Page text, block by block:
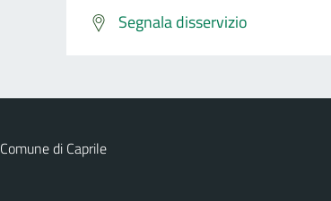
Segnala disservizio
Comune di Caprile